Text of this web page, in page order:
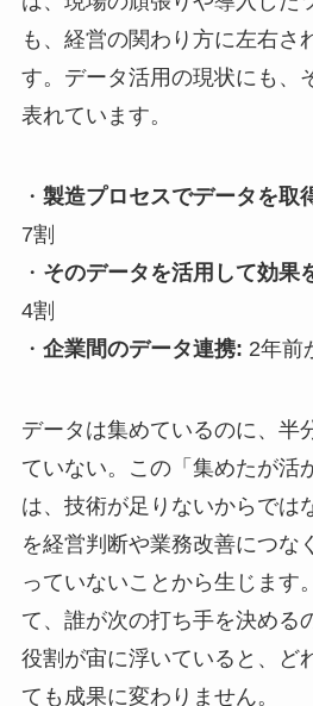
も、経営の関わり方に左右さ
す。データ活用の現状にも、
表れています。
・ 製造プロセスでデータを取
7割
・ そのデータを活用して効果
4割
・ 企業間のデータ連携: 2年前
データは集めているのに、半
ていない。この「集めたが活
は、技術が足りないからでは
を経営判断や業務改善につな
っていないことから生じます
て、誰が次の打ち手を決め
役割が宙に浮いていると、ど
ても成果に変わりません。